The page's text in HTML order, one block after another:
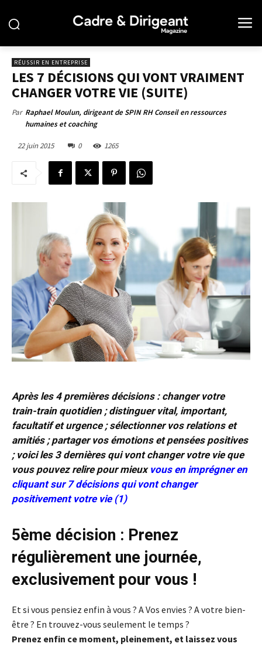
RÉUSSIR EN ENTREPRISE
LES 7 DÉCISIONS QUI VONT VRAIMENT
CHANGER VOTRE VIE (SUITE)
Par Raphael Moulun, dirigeant de SPIN RH Conseil en ressources
humaines et coaching
22 juin 2015 0 1265
Après les 4 premières décisions : changer votre
train-train quotidien ; distinguer vital, important,
facultatif et urgence ; sélectionner vos relations et
amitiés ; partager vos émotions et pensées positives
; voici les 3 dernières qui vont changer votre vie que
vous pouvez relire pour mieux vous en imprégner en
cliquant sur7 décisions qui vont changer
positivement votre vie (1)
5ème décision : Prenez
régulièrement une journée,
exclusivement pour vous !
Et si vous pensiez enfin à vous ? A Vos envies ? A votre bien-
être ? En trouvez-vous seulement le temps ?
Prenez enfin ce moment, pleinement, et laissez vous